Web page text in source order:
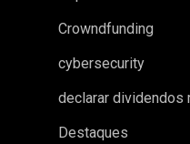
Crowndfunding
cybersecurity
declarar dividendos
Destaques